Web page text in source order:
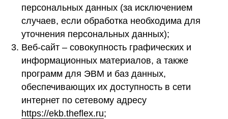
персональных данных (за исключением
случаев, если обработка необходима для
уточнения персональных данных);
Веб-сайт – совокупность графических и
информационных материалов, а также
программ для ЭВМ и баз данных,
обеспечивающих их доступность в сети
интернет по сетевому адресу
https://ekb.theflex.ru;